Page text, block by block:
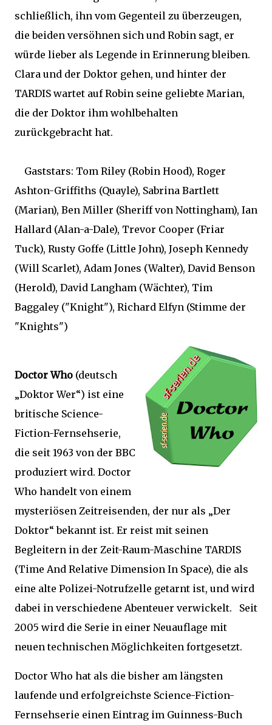
schließlich, ihn vom Gegenteil zu überzeugen,
die beiden versöhnen sich und Robin sagt, er
würde lieber als Legende in Erinnerung bleiben.
Clara und der Doktor gehen, und hinter der
TARDIS wartet auf Robin seine geliebte Marian,
die der Doktor ihm wohlbehalten
zurückgebracht hat.
Gaststars: Tom Riley (Robin Hood), Roger
Ashton-Griffiths (Quayle), Sabrina Bartlett
(Marian), Ben Miller (Sheriff von Nottingham), Ian
Hallard (Alan-a-Dale), Trevor Cooper (Friar
Tuck), Rusty Goffe (Little John), Joseph Kennedy
(Will Scarlet), Adam Jones (Walter), David Benson
(Herold), David Langham (Wächter), Tim
Baggaley ("Knight"), Richard Elfyn (Stimme der
"Knights")
Doctor Who (deutsch
„Doktor Wer“) ist eine
britische Science-
Fiction-Fernsehserie,
die seit 1963 von der BBC
produziert wird. Doctor
Who handelt von einem
mysteriösen Zeitreisenden, der nur als „Der
Doktor“ bekannt ist. Er reist mit seinen
Begleitern in der Zeit-Raum-Maschine TARDIS
(Time And Relative Dimension In Space), die als
eine alte Polizei-Notrufzelle getarnt ist, und wird
dabei in verschiedene Abenteuer verwickelt. Seit
2005 wird die Serie in einer Neuauflage mit
neuen technischen Möglichkeiten fortgesetzt.
Doctor Who hat als die bisher am längsten
laufende und erfolgreichste Science-Fiction-
Fernsehserie einen Eintrag im Guinness-Buch